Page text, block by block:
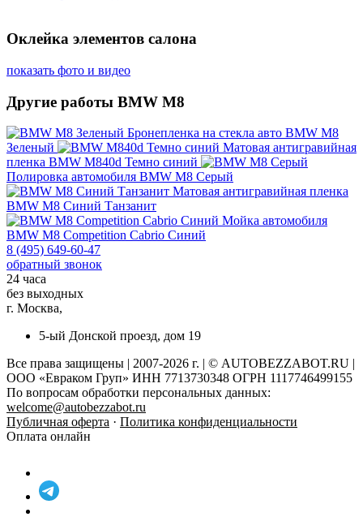
Оклейка элементов салона
показать фото и видео
Другие работы BMW M8
Бронепленка на стекла авто BMW M8
Зеленый
Матовая антигравийная
пленка BMW M840d Темно синий
Полировка автомобиля BMW M8 Серый
Матовая антигравийная пленка
BMW M8 Синий Танзанит
Мойка автомобиля
BMW M8 Competition Cabrio Синий
8 (495) 649-60-47
обратный звонок
24 часа
без выходных
г. Москва,
5-ый Донской проезд, дом 19
Все права защищены | 2007-2026 г. | © AUTOBEZZABOT.RU |
ООО «Евраком Груп» ИНН 7713730348 ОГРН 1117746499155
По вопросам обработки персональных данных:
welcome@autobezzabot.ru
Публичная оферта · Политика конфиденциальности
Оплата онлайн